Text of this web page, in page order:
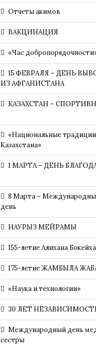
Отчеты акимов
ВАКЦИНАЦИЯ
«Час
15 ФЕВРАЛЯ – ДЕНЬ
ИЗ АФГАНИСТАНА
КАЗАХСТАН –
«Национальные традиции
Казахстана»
1 МАРТА – ДЕНЬ
8 Марта –
день
НАУРЫЗ МЕЙРАМЫ
155-летие Алихана
175-летие ЖАМБЫЛА
«Наука и технологии»
30 ЛЕТ
Международный день
сестры